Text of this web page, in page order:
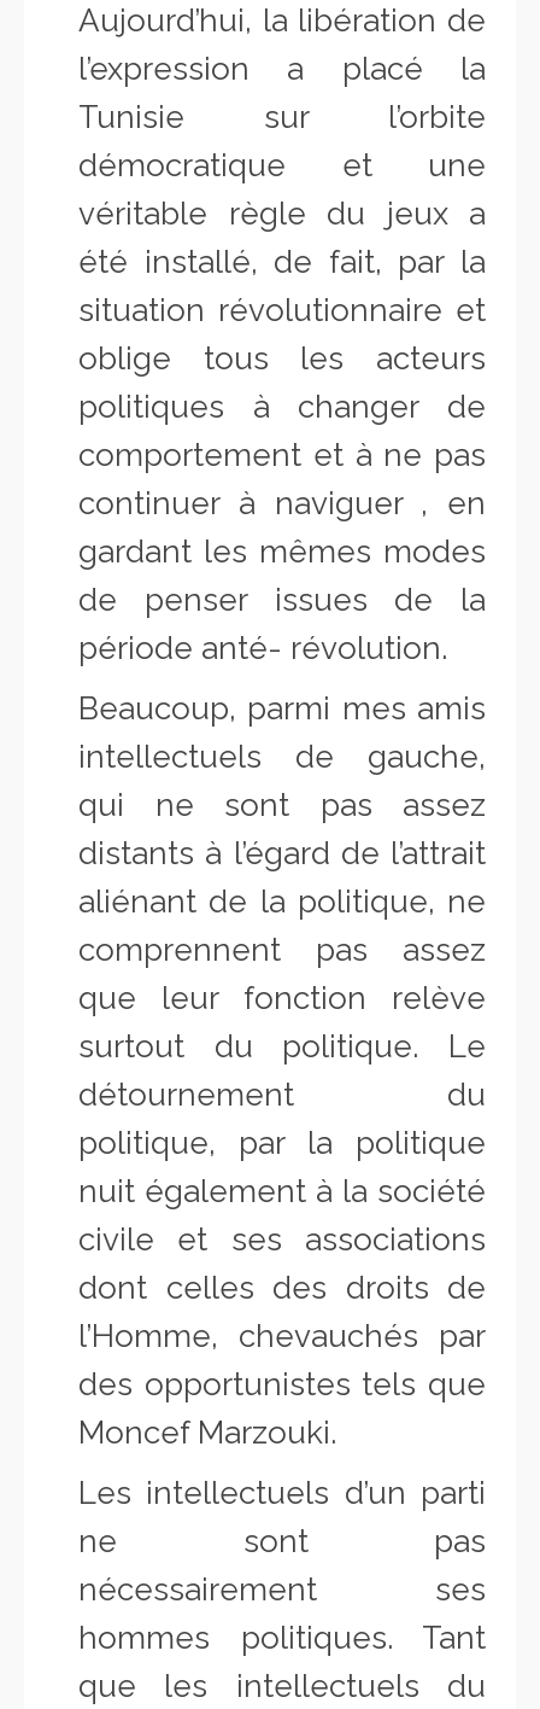
Aujourd’hui, la libération de
l’expression a placé la
Tunisie sur l’orbite
démocratique et une
véritable règle du jeux a
été installé, de fait, par la
situation révolutionnaire et
oblige tous les acteurs
politiques à changer de
comportement et à ne pas
continuer à naviguer , en
gardant les mêmes modes
de penser issues de la
période anté- révolution.
Beaucoup, parmi mes amis
intellectuels de gauche,
qui ne sont pas assez
distants à l’égard de l’attrait
aliénant de la politique, ne
comprennent pas assez
que leur fonction relève
surtout du politique. Le
détournement du
politique, par la politique
nuit également à la société
civile et ses associations
dont celles des droits de
l’Homme, chevauchés par
des opportunistes tels que
Moncef Marzouki.
Les intellectuels d’un parti
ne sont pas
nécessairement ses
hommes politiques. Tant
que les intellectuels du